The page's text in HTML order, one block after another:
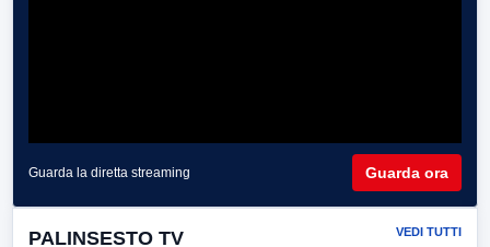
Guarda la diretta streaming Guarda ora
PALINSESTO TV VEDI TUTTI